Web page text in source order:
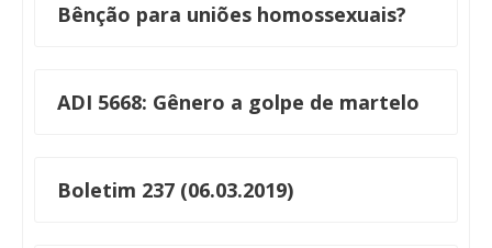
Bênção para uniões homossexuais?
ADI 5668: Gênero a golpe de martelo
Boletim 237 (06.03.2019)